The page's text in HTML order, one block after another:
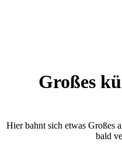
Großes
Hier bahnt sich etwas Großes
bald